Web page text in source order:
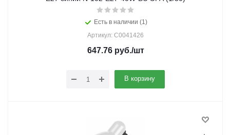
Есть в наличии (1)
Артикул: C0041426
647.76руб./шт
В корзину